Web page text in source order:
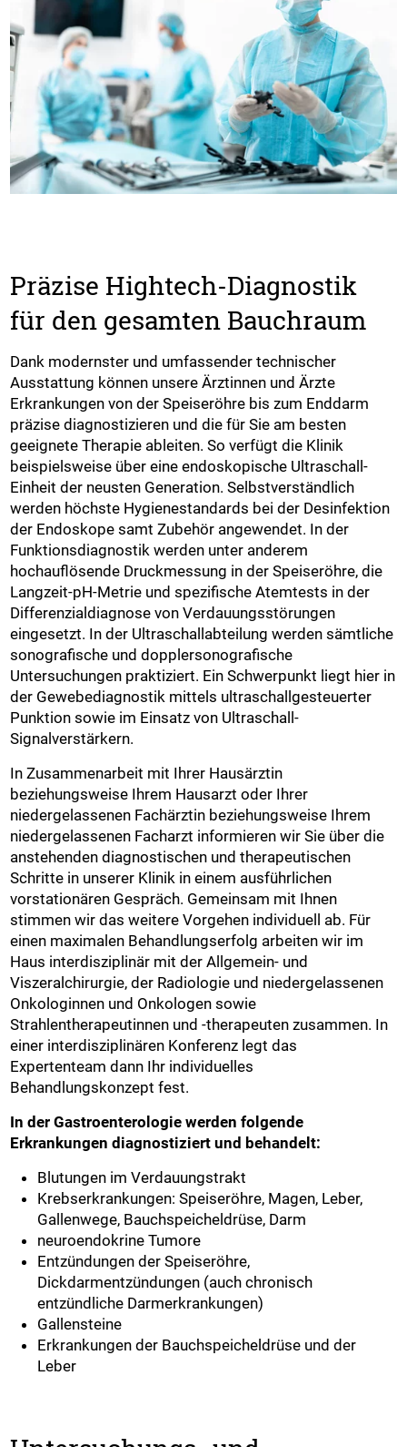
Präzise Hightech-Diagnostik
für den gesamten Bauchraum
Dank modernster und umfassender technischer
Ausstattung können unsere Ärztinnen und Ärzte
Erkrankungen von der Speiseröhre bis zum Enddarm
präzise diagnostizieren und die für Sie am besten
geeignete Therapie ableiten. So verfügt die Klinik
beispielsweise über eine endoskopische Ultraschall-
Einheit der neusten Generation. Selbstverständlich
werden höchste Hygienestandards bei der Desinfektion
der Endoskope samt Zubehör angewendet. In der
Funktionsdiagnostik werden unter anderem
hochauflösende Druckmessung in der Speiseröhre, die
Langzeit-pH-Metrie und spezifische Atemtests in der
Differenzialdiagnose von Verdauungsstörungen
eingesetzt. In der Ultraschallabteilung werden sämtliche
sonografische und dopplersonografische
Untersuchungen praktiziert. Ein Schwerpunkt liegt hier in
der Gewebediagnostik mittels ultraschallgesteuerter
Punktion sowie im Einsatz von Ultraschall-
Signalverstärkern.
In Zusammenarbeit mit Ihrer Hausärztin
beziehungsweise Ihrem Hausarzt oder Ihrer
niedergelassenen Fachärztin beziehungsweise Ihrem
niedergelassenen Facharzt informieren wir Sie über die
anstehenden diagnostischen und therapeutischen
Schritte in unserer Klinik in einem ausführlichen
vorstationären Gespräch. Gemeinsam mit Ihnen
stimmen wir das weitere Vorgehen individuell ab. Für
einen maximalen Behandlungserfolg arbeiten wir im
Haus interdisziplinär mit der Allgemein- und
Viszeralchirurgie, der Radiologie und niedergelassenen
Onkologinnen und Onkologen sowie
Strahlentherapeutinnen und -therapeuten zusammen. In
einer interdisziplinären Konferenz legt das
Expertenteam dann Ihr individuelles
Behandlungskonzept fest.
In der Gastroenterologie werden folgende
Erkrankungen diagnostiziert und behandelt:
Blutungen im Verdauungstrakt
Krebserkrankungen: Speiseröhre, Magen, Leber,
Gallenwege, Bauchspeicheldrüse, Darm
neuroendokrine Tumore
Entzündungen der Speiseröhre,
Dickdarmentzündungen (auch chronisch
entzündliche Darmerkrankungen)
Gallensteine
Erkrankungen der Bauchspeicheldrüse und der
Leber